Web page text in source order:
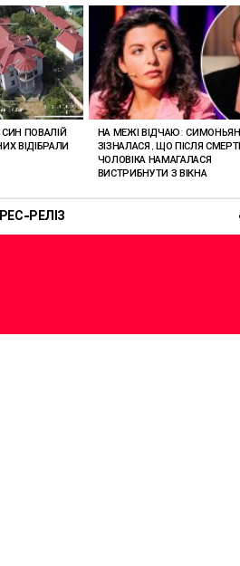
РЕЛІЗ
СИН ПОВАЛІЙ
ВІДІБРАЛИ
НА МЕЖІ ВІДЧАЮ: СИМОНЬЯН
ЗІЗНАЛАСЯ, ЩО ПІСЛЯ СМЕРТІ
ЧОЛОВІКА НАМАГАЛАСЯ
ВИСТРИБНУТИ З ВІКНА